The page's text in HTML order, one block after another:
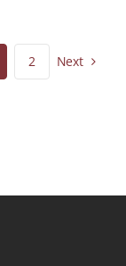
2 Next